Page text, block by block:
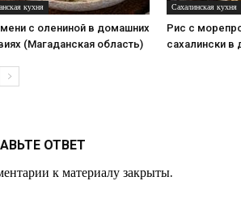
кухня
с олениной в домашних
(Магаданская область)
Сахалинская кухня
Рис с
сахалински в
ОТВЕТ
к материалу закрыты.